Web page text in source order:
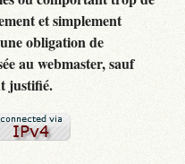
et simplement
obligation de
au webmaster, sauf
justifié.